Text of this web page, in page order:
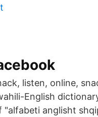
listen, online,
English
anglisht